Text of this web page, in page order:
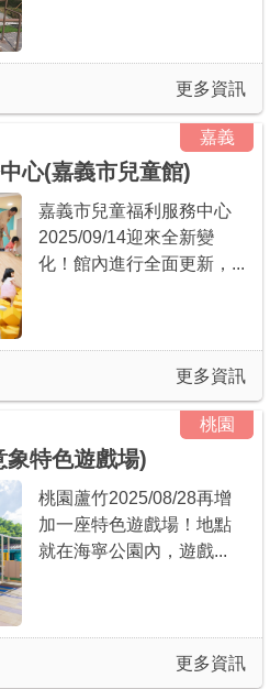
更多資訊
嘉義
心(嘉義市兒童館)
嘉義市兒童福利服務中心
2025/09/14迎來全新變
化！館內進行全面更新，...
更多資訊
桃園
象特色遊戲場)
桃園蘆竹2025/08/28再增
加一座特色遊戲場！地點
就在海寧公園內，遊戲...
更多資訊